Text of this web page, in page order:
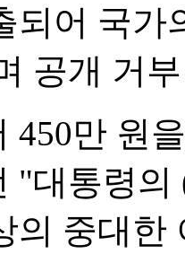
되어 국가
공개 거
450만 원
"대통령
의 중대한